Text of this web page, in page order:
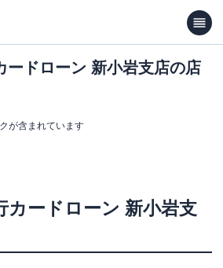
ードローン 新小岩支店の店
が含まれています
カードローン 新小岩支